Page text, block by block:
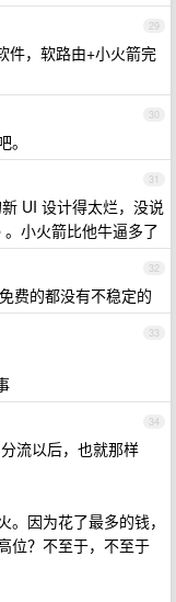
29
件，软路由+小火箭完
30
31
UI 设计得太烂，没说
小火箭比他牛逼多了
32
费的都没有不稳定的
33
34
流以后，也就那样
因为花了最多的钱，
位？不至于，不至于